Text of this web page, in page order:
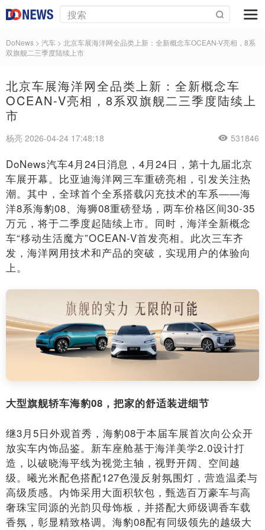
DoNews > 汽车 > 北京车展海洋网全品类上新：全新概念车OCEAN-V亮相，8系
双旗舰二三季度陆续上市
北京车展海洋网全品类上新：全新概念车
OCEAN-V亮相，8系双旗舰二三季度陆续上
市
杨亮 2026-04-24 17:48:18 531846
DoNews汽车4月24日消息，4月24日，第十九届北京
车展开幕。比亚迪海洋网三车重磅亮相，引发关注热
潮。其中，全球首个全系搭载闪充技术的车系——海
洋8系海豹08、海狮08重磅登场，两车价格区间30-35
万元，将于二季度起陆续上市。同时，海洋全新概念
车“移动生活魔方”OCEAN-V首发亮相。此次三车齐
发，海洋网用技术和产品的突破，实现用户的体验向
上。
大型旗舰轿车海豹08，把家的舒适装进细节
继3月5日外观首秀，海豹08于本届车展首次向公众开
放实车内饰品鉴。新车座舱基于海洋美学2.0设计打
造，以破晓海平线为视觉主轴，视野开阔、空间越
级。曦光米配色搭配127色漫反射氛围灯，营造温柔与
高级质感。内饰采用大面积软包，甄选百万豪车与高
奢珠宝同源的光韵贝母饰板，并搭配大师级调香车载
香氛，彰显精致格调。海豹08配有同级领先的越级大